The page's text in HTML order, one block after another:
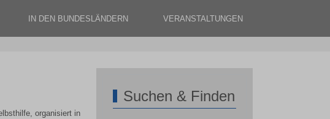
IN DEN BUNDESLÄNDERN VERANSTALTUNGEN
organisiert in
Suchen & Finden